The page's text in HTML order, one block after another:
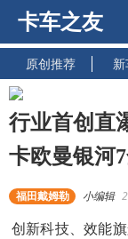
卡车之友
原创推荐
行业首创直
卡欧曼银河
福田戴姆勒 小编辑
创新科技、效能